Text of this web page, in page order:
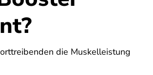
die Muskelleistung